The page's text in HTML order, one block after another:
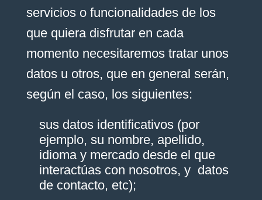
servicios o funcionalidades de los
que quiera disfrutar en cada
momento necesitaremos tratar unos
datos u otros, que en general serán,
según el caso, los siguientes:
sus datos identificativos (por
ejemplo, su nombre, apellido,
idioma y mercado desde el que
interactúas con nosotros, y datos
de contacto, etc);